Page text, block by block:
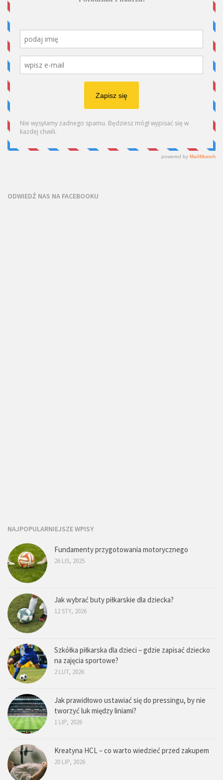
ODWIEDŹ NAS NA FACEBOOKU
NAJPOPULARNIEJSZE WPISY
Fundamenty przygotowania motorycznego
26 LIS, 2025
Jak wybrać buty piłkarskie dla dziecka?
12 STY, 2026
Szkółka piłkarska dla dzieci – gdzie zapisać dziecko
na zajęcia sportowe?
2 LUT, 2026
Jak prawidłowo ustawiać się do pressingu, by nie
tworzyć luk między liniami?
1 LIP, 2026
Kreatyna HCL – co warto wiedzieć przed zakupem
20 LIP, 2026